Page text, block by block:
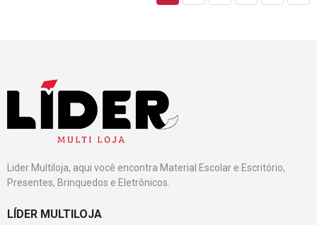
Lider Multiloja, aqui você encontra Material Escolar e Escritório,
Presentes, Brinquedos e Eletrônicos.
LÍDER MULTILOJA